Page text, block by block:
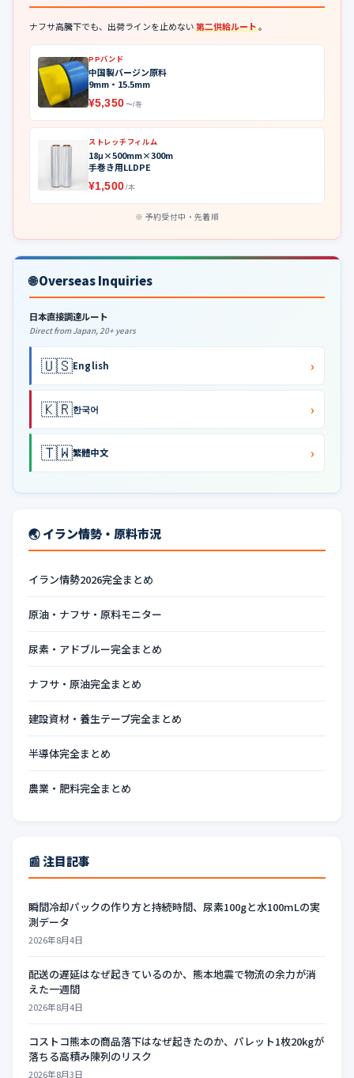
ナフサ高騰下でも、出荷ラインを止めない第二供給ルート。
PPバンド
中国製バージン原料
9mm・15.5mm
¥5,350 〜/巻
ストレッチフィルム
18μ×500mm×300m
手巻き用LLDPE
¥1,500 /本
予約受付中・先着順
🌐 Overseas Inquiries
日本直接調達ルート
Direct from Japan, 20+ years
🇺🇸English ›
🇰🇷한국어 ›
🇹🇼繁體中文 ›
🌏 イラン情勢・原料市況
イラン情勢2026完全まとめ
原油・ナフサ・原料モニター
尿素・アドブルー完全まとめ
ナフサ・原油完全まとめ
建設資材・養生テープ完全まとめ
半導体完全まとめ
農業・肥料完全まとめ
📰 注目記事
瞬間冷却パックの作り方と持続時間、尿素100gと水100mLの実
測データ
2026年8月4日
配送の遅延はなぜ起きているのか、熊本地震で物流の余力が消
えた一週間
2026年8月4日
コストコ熊本の商品落下はなぜ起きたのか、パレット1枚20kgが
落ちる高積み陳列のリスク
2026年8月3日